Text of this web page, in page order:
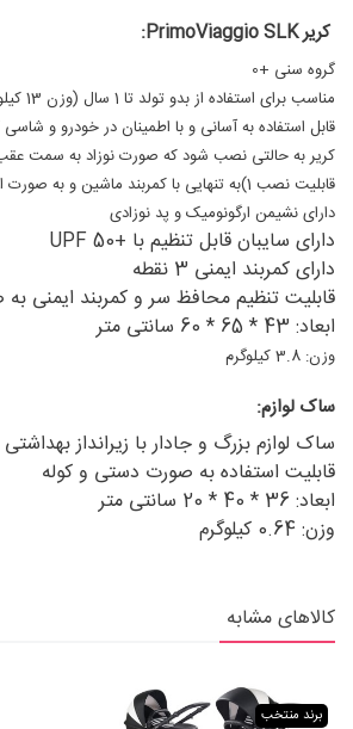
کریر PrimoViaggio SLK:
گروه سنی +0
مناسب برای استفاده از بدو تولد تا 1 سال (وزن 13 کیلوگرم)
قابل استفاده به آسانی و با اطمینان در خودرو و
کریر به حالتی نصب شود که صورت نوزاد به سمت عقب
قابلیت نصب 1)به تنهایی با کمربند ماشین و به صورت ایمن 2)با بیس مخصوص کریر و کمربند ماشین به صورت ایمن 3)با ایزوفیکس که بالاترین استاندارد جهانی را دارد میتوان در خودرو قرار داد.(خرید بیس به صورت جداگانه)
دارای نشیمن ارگونومیک و پد نوزادی
دارای سایبان قابل تنظیم با +UPF 50
دارای کمربند ایمنی 3 نقطه
قابلیت تنظیم محافظ سر و کمربند ایمنی به
ابعاد: 43 * 65 * 60 سانتی متر
وزن: 3.8 کیلوگرم
ساک لوازم:
ساک لوازم بزرگ و جادار با زیرانداز
قابلیت استفاده به صورت دستی و کوله
ابعاد: 36 * 40 * 20 سانتی متر
وزن: 0.64 کیلوگرم
کالاهای مشابه
برند منتخب